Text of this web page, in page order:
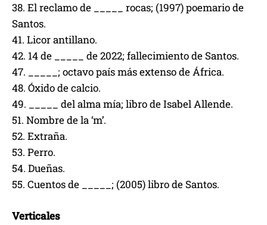
38. El reclamo de _____ rocas; (1997) poemario de
Santos.
41. Licor antillano.
42. 14 de _____ de 2022; fallecimiento de Santos.
47. _____; octavo país más extenso de África.
48. Óxido de calcio.
49. _____ del alma mía; libro de Isabel Allende.
51. Nombre de la ‘m’.
52. Extraña.
53. Perro.
54. Dueñas.
55. Cuentos de _____; (2005) libro de Santos.
Verticales